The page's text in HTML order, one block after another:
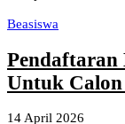
Beasiswa
Pendaftaran
Untuk
14 April 2026